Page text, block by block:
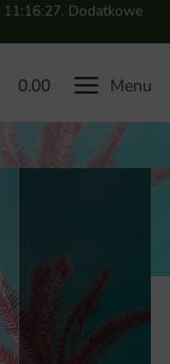
11:16:27. Dodatkowe
0.00